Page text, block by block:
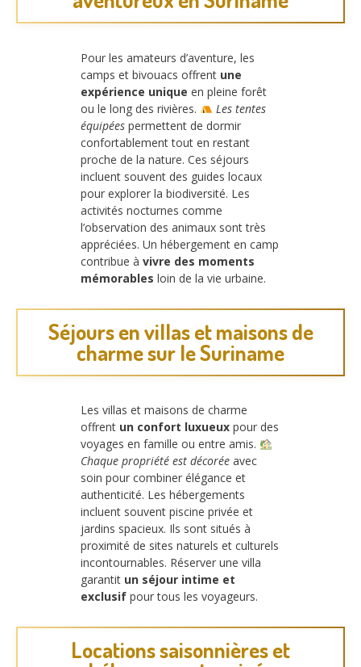
Pour les amateurs d’aventure, les
camps et bivouacs offrent une
expérience unique en pleine forêt
ou le long des rivières.
Les tentes
équipées permettent de dormir
confortablement tout en restant
proche de la nature. Ces séjours
incluent souvent des guides locaux
pour explorer la biodiversité. Les
activités nocturnes comme
l’observation des animaux sont très
appréciées. Un hébergement en camp
contribue à vivre des moments
mémorables loin de la vie urbaine.
Séjours en villas et maisons de
charme sur le Suriname
Les villas et maisons de charme
offrent un confort luxueux pour des
voyages en famille ou entre amis.
Chaque propriété est décorée avec
soin pour combiner élégance et
authenticité. Les hébergements
incluent souvent piscine privée et
jardins spacieux. Ils sont situés à
proximité de sites naturels et culturels
incontournables. Réserver une villa
garantit un séjour intime et
exclusif pour tous les voyageurs.
Locations saisonnières et